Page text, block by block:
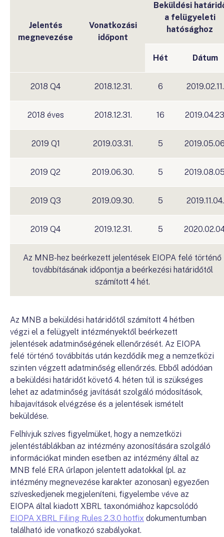
Jelentés
megnevezése
Vonatkozási
időpont
Beküldési
a felügyeleti
hatósághoz
Hét Dátum
2018 Q4 2018.12.31. 6 2019.02.11.
2018 éves 2018.12.31. 16
2019 Q1 2019.03.31. 5
2019 Q2 2019.06.30. 5
2019 Q3 2019.09.30. 5 2019.11.04.
2019 Q4 2019.12.31. 5
Az MNB-hez beérkezett jelentések EIOPA felé történő
továbbításának időpontja a beérkezési határidőtől
számított 4 hét.
Az MNB a beküldési határidőtől számított 4 hétben
végzi el a felügyelt intézményektől beérkezett
jelentések adatminőségének ellenőrzését. Az EIOPA
felé történő továbbítás után kezdődik meg a nemzetközi
szinten végzett adatminőség ellenőrzés. Ebből adódóan
a beküldési határidőt követő 4. héten túl is szükséges
lehet az adatminőség javítását szolgáló módosítások,
hibajavítások elvégzése és a jelentések ismételt
beküldése.
Felhívjuk szíves figyelmüket, hogy a nemzetközi
jelentéstáblákban az intézmény azonosítására szolgáló
információkat minden esetben az intézmény által az
MNB felé ERA űrlapon jelentett adatokkal (pl. az
intézmény megnevezése karakter azonosan) egyezően
szíveskedjenek megjeleníteni, figyelembe véve az
EIOPA által kiadott XBRL taxonómiához kapcsolódó
EIOPA XBRL Filing Rules 2.3.0 hotfix dokumentumban
található ide vonatkozó szabályokat.